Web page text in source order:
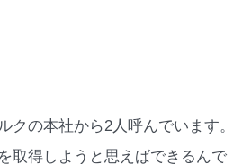
の本社から2人呼んでいます。
取得しようと思えばできるんで